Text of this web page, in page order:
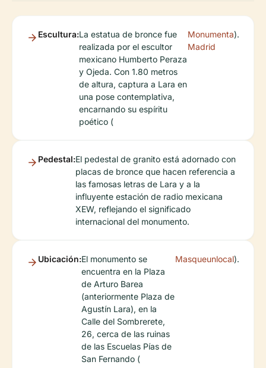
Escultura:La estatua de bronce fue
realizada por el escultor
mexicano Humberto Peraza
y Ojeda. Con 1.80 metros
de altura, captura a Lara en
una pose contemplativa,
encarnando su espíritu
poético (
Monumenta
Madrid
).
Pedestal:El pedestal de granito está adornado con
placas de bronce que hacen referencia a
las famosas letras de Lara y a la
influyente estación de radio mexicana
XEW, reflejando el significado
internacional del monumento.
Ubicación:El monumento se
encuentra en la Plaza
de Arturo Barea
(anteriormente Plaza de
Agustín Lara), en la
Calle del Sombrerete,
26, cerca de las ruinas
de las Escuelas Pías de
San Fernando (
Masqueunlocal).